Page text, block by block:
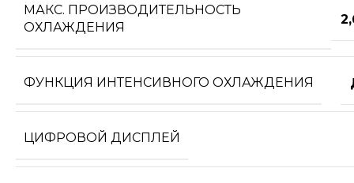
МАКС. ПРОИЗВОДИТЕЛЬНОСТЬ
ОХЛАЖДЕНИЯ
ФУНКЦИЯ ИНТЕНСИВНОГО ОХЛАЖДЕНИЯ
ЦИФРОВОЙ ДИСПЛЕЙ